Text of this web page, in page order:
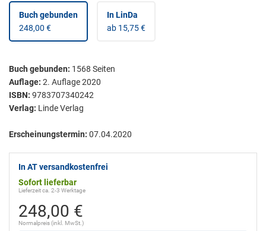
Buch gebunden
248,00 €
In LinDa
ab 15,75 €
Buch gebunden: 1568 Seiten
Auflage: 2. Auflage 2020
ISBN: 9783707340242
Verlag: Linde Verlag
Erscheinungstermin: 07.04.2020
In AT versandkostenfrei
Sofort lieferbar
Lieferzeit ca. 2-3 Werktage
248,00 €
Normalpreis (inkl. MwSt.)